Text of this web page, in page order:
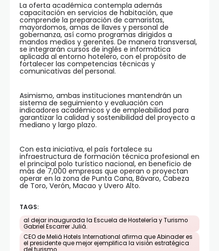
La oferta académica contempla además
capacitación en servicios de habitación, que
comprende la preparación de camaristas,
mayordomos, amas de llaves y personal de
gobernanza, así como programas dirigidos a
mandos medios y gerentes. De manera transversal,
se integrarán cursos de inglés e informática
aplicada al entorno hotelero, con el propósito de
fortalecer las competencias técnicas y
comunicativas del personal.
Asimismo, ambas instituciones mantendrán un
sistema de seguimiento y evaluación con
indicadores académicos y de empleabilidad para
garantizar la calidad y sostenibilidad del proyecto a
mediano y largo plazo.
Con esta iniciativa, el país fortalece su
infraestructura de formación técnica profesional en
el principal polo turístico nacional, en beneficio de
más de 7,000 empresas que operan o proyectan
operar en la zona de Punta Cana, Bávaro, Cabeza
de Toro, Verón, Macao y Uvero Alto.
TAGS:
al dejar inaugurada la Escuela de Hostelería y Turismo
Gabriel Escarrer Juliá.
CEO de Meliá Hotels International afirma que Abinader es
el presidente que mejor ejemplifica la visión estratégica